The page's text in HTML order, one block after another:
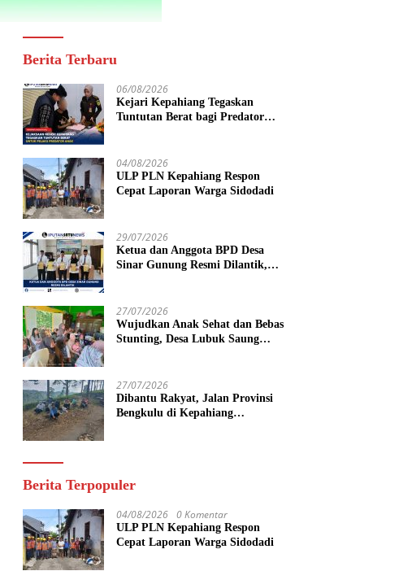
Berita Terbaru
06/08/2026
Kejari Kepahiang Tegaskan
Tuntutan Berat bagi Predator
Vonis Hakim 18 Tahun Penjara
04/08/2026
ULP PLN Kepahiang Respon
Cepat Laporan Warga Sidodadi
29/07/2026
Ketua dan Anggota BPD Desa
Sinar Gunung Resmi Dilantik,
27/07/2026
Wujudkan Anak Sehat dan Bebas
Stunting, Desa Lubuk Saung
27/07/2026
Dibantu Rakyat, Jalan Provinsi
Bengkulu di Kepahiang
Berita Terpopuler
04/08/2026 0 Komentar
ULP PLN Kepahiang Respon
Cepat Laporan Warga Sidodadi